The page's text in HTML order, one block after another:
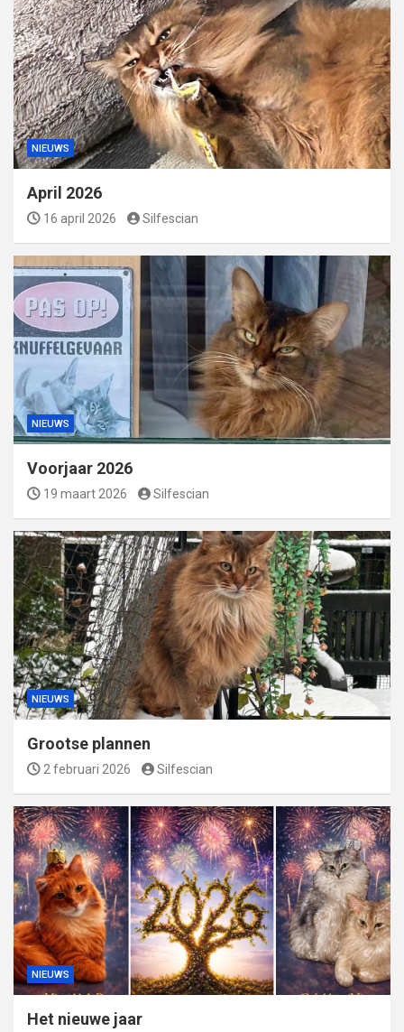
NIEUWS
April 2026
16 april 2026 Silfescian
NIEUWS
Voorjaar 2026
19 maart 2026 Silfescian
NIEUWS
Grootse plannen
2 februari 2026 Silfescian
NIEUWS
Het nieuwe jaar